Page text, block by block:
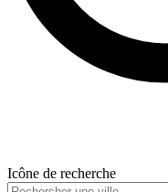
Icône de recherche